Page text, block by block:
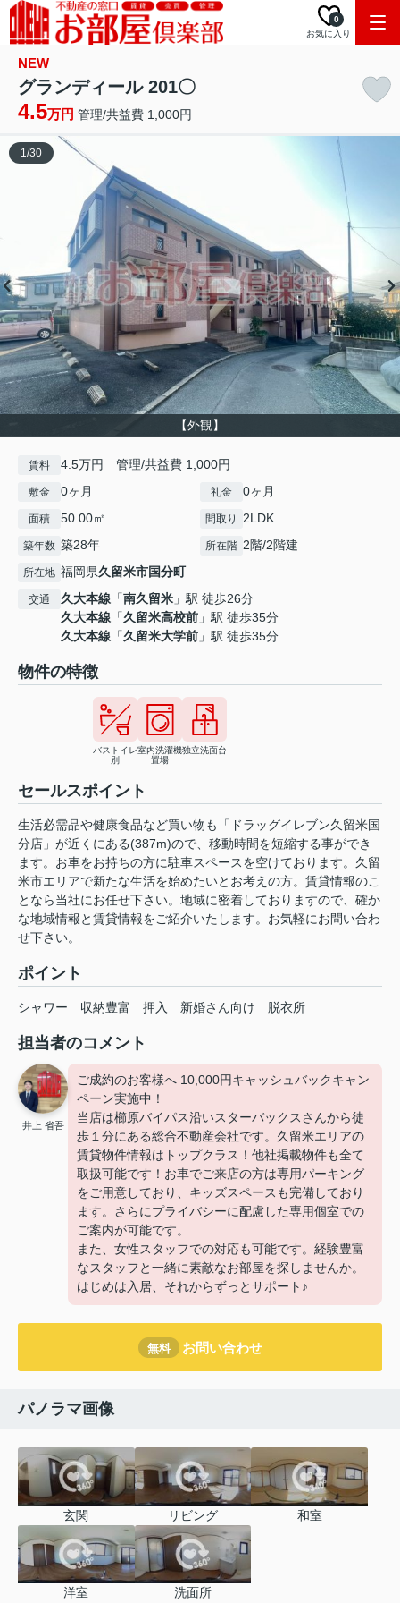
お気に入り
0
NEW
グランディール 201〇
4.5万円 管理/共益費 1,000円
【外観】
1/30
賃料 4.5万円 管理/共益費 1,000円
敷金 0ヶ月 礼金 0ヶ月
面積 50.00㎡ 間取り 2LDK
築年数 築28年 所在階 2階/2階建
所在地 福岡県久留米市国分町
交通 久大本線 「南久留米 」駅 徒歩26分
久大本線 「久留米高校前 」駅 徒歩35分
久大本線 「久留米大学前 」駅 徒歩35分
物件の特徴
バストイレ
別
室内洗濯機
置場
独立洗面台
セールスポイント
生活必需品や健康食品など買い物も「ドラッグイレブン久留米国
分店」が近くにある(387m)ので、移動時間を短縮する事ができ
ます。お車をお持ちの方に駐車スペースを空けております。久留
米市エリアで新たな生活を始めたいとお考えの方。賃貸情報のこ
となら当社にお任せ下さい。地域に密着しておりますので、確か
な地域情報と賃貸情報をご紹介いたします。お気軽にお問い合わ
せ下さい。
ポイント
シャワー 収納豊富 押入 新婚さん向け 脱衣所
担当者のコメント
井上 省吾
ご成約のお客様へ 10,000円キャッシュバックキャン
ペーン実施中！
当店は櫛原バイパス沿いスターバックスさんから徒
歩１分にある総合不動産会社です。久留米エリアの
賃貸物件情報はトップクラス！他社掲載物件も全て
取扱可能です！お車でご来店の方は専用パーキング
をご用意しており、キッズスペースも完備しており
ます。さらにプライバシーに配慮した専用個室での
ご案内が可能です。
また、女性スタッフでの対応も可能です。経験豊富
なスタッフと一緒に素敵なお部屋を探しませんか。
はじめは入居、それからずっとサポート♪
無料 お問い合わせ
パノラマ画像
玄関 リビング 和室
洋室 洗面所